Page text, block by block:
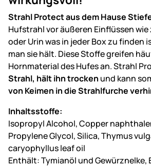
Strahl Protect aus dem Hause
Hufstrahl vor äußeren Einflüssen wie
oder Urin was in jeder Box zu finden
man sie hält. Diese Stoffe greifen
Hornmaterial des Hufes an. Strahl
Strahl, hält ihn trocken und kann
von Keimen in die Strahlfurche
Inhaltsstoffe:
Isopropyl Alcohol, Copper
Propylene Glycol, Silica, Thymus
caryophyllus leaf oil
Enthält:Tymianöl undGewürznelke,